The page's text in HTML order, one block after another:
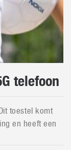
telefoon
toestel komt
en heeft een